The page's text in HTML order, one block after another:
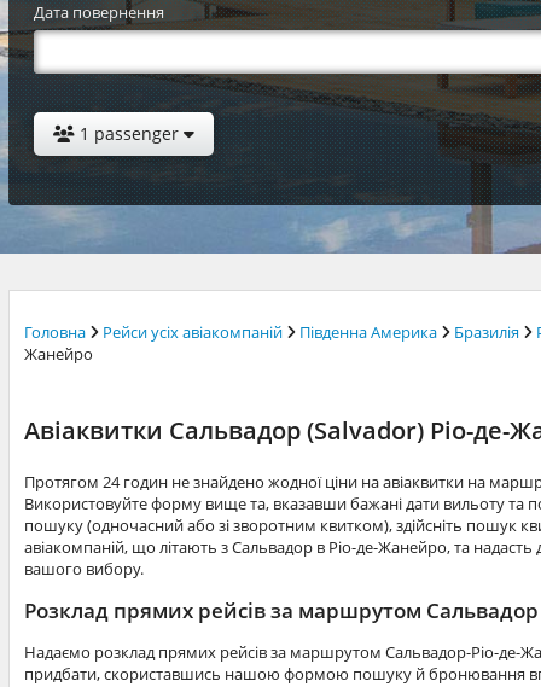
Дата повернення
1 passenger
Головна Рейси усіх авіакомпаній Південна Америка Бразилія
Жанейро
Авіаквитки Сальвадор (Salvador) Ріо-де-
Протягом 24 годин не знайдено жодної ціни на авіаквитки на
Використовуйте форму вище та, вказавши бажані дати вильоту та
пошуку (одночасний або зі зворотним квитком), здійсніть пошук
авіакомпаній, що літають з Сальвадор в Ріо-де-Жанейро, та надасть
вашого вибору.
Розклад прямих рейсів за маршрутом
Надаємо розклад прямих рейсів за маршрутом Сальвадор-Ріо-де-
придбати, скориставшись нашою формою пошуку й бронювання